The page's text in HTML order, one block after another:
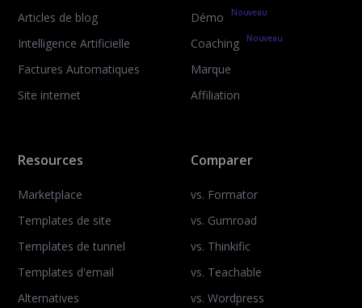
Articles de blog
Intelligence Artificielle
Factures Automatiques
Site internet
Démo
Nouveau
Coaching Nouveau
Marque
Affiliation
Resources
Marketplace
Templates de site
Templates de tunnel
Templates d'email
Alternatives
Comparer
vs. Formator
vs. Gumroad
vs. Thinkific
vs. Teachable
vs. Wordpress